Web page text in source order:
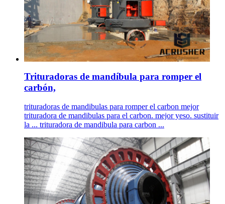
Trituradoras de mandíbula para romper el
carbón,
trituradoras de mandibulas para romper el carbon mejor
trituradora de mandibulas para el carbon. mejor yeso. sustituir
la ... trituradora de mandibula para carbon ...